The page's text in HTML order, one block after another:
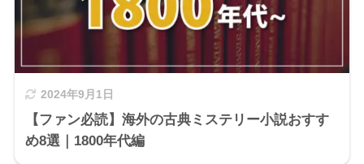
2024年9月1日
【ファン必読】海外の古典ミステリー小説おすす
め8選｜1800年代編